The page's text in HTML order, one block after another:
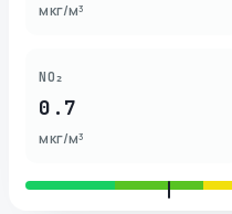
мкг/м³
NO₂
0.7
мкг/м³